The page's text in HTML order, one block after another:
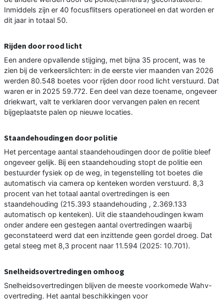
Inmiddels zijn er 40 focusflitsers operationeel en dat worden er
dit jaar in totaal 50.
Rijden door rood licht
Een andere opvallende stijging, met bijna 35 procent, was te
zien bij de verkeerslichten: in de eerste vier maanden van 2026
werden 80.548 boetes voor rijden door rood licht verstuurd. Dat
waren er in 2025 59.772. Een deel van deze toename, ongeveer
driekwart, valt te verklaren door vervangen palen en recent
bijgeplaatste palen op nieuwe locaties.
Staandehoudingen door politie
Het percentage aantal staandehoudingen door de politie bleef
ongeveer gelijk. Bij een staandehouding stopt de politie een
bestuurder fysiek op de weg, in tegenstelling tot boetes die
automatisch via camera op kenteken worden verstuurd. 8,3
procent van het totaal aantal overtredingen is een
staandehouding (215.393 staandehouding , 2.369.133
automatisch op kenteken). Uit die staandehoudingen kwam
onder andere een gestegen aantal overtredingen waarbij
geconstateerd werd dat een inzittende geen gordel droeg. Dat
getal steeg met 8,3 procent naar 11.594 (2025: 10.701).
Snelheidsovertredingen omhoog
Snelheidsovertredingen blijven de meeste voorkomede Wahv-
overtreding. Het aantal beschikkingen voor